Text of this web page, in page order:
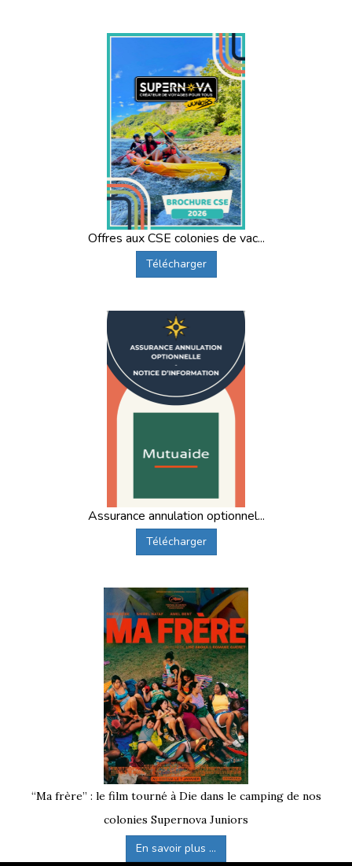
Offres aux CSE colonies de vac...
Télécharger
Assurance annulation optionnel...
Télécharger
“Ma frère” : le film tourné à Die dans le camping de nos
colonies Supernova Juniors
En savoir plus ...